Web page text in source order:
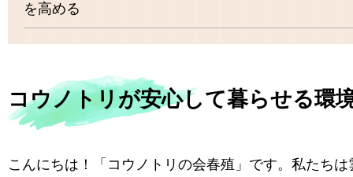
を高める
コウノトリが安心して暮らせる環
こんにちは！「コウノトリの会春殖」です。私たちは